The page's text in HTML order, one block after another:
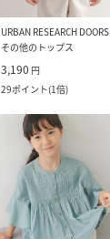
URBAN RESEARCH DOORS
その他のトップス
3,190 円
29ポイント(1倍)